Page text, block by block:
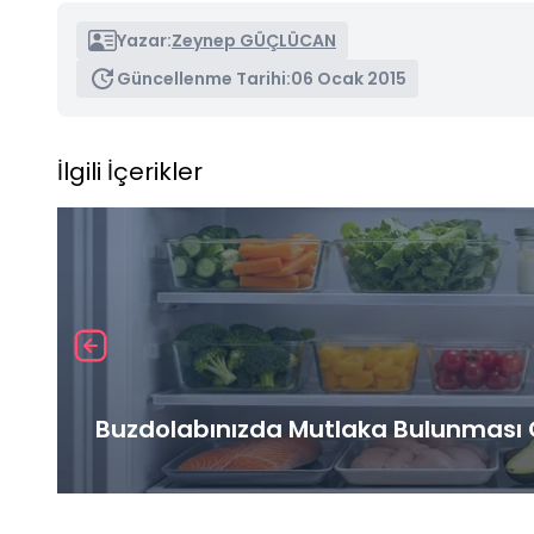
Yazar:Zeynep GÜÇLÜCAN
Güncellenme Tarihi:06 Ocak 2015
İlgili İçerikler
Buzdolabınızda Mutlaka Bulunması